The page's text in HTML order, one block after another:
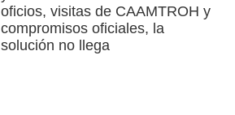
oficios, visitas de CAAMTROH y
compromisos oficiales, la
solución no llega